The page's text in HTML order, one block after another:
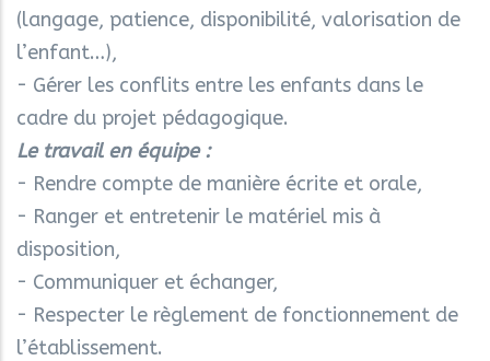
(langage, patience, disponibilité, valorisation de
l’enfant…),
- Gérer les conflits entre les enfants dans le
cadre du projet pédagogique.
Le travail en équipe :
- Rendre compte de manière écrite et orale,
- Ranger et entretenir le matériel mis à
disposition,
- Communiquer et échanger,
- Respecter le règlement de fonctionnement de
l’établissement.